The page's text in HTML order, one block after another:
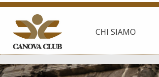
CHI SIAMO